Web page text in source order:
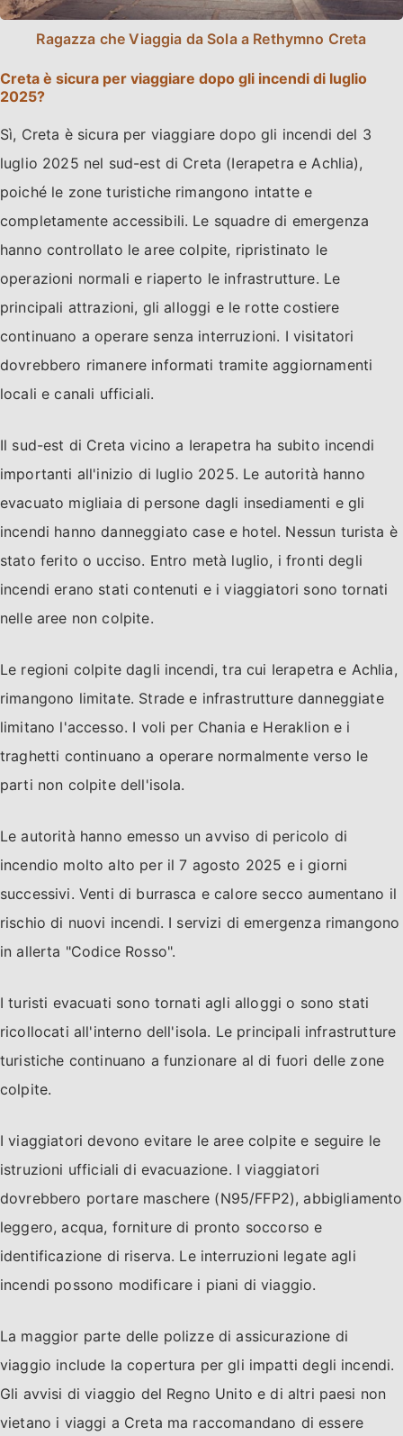
Ragazza che Viaggia da Sola a Rethymno Creta
Creta è sicura per viaggiare dopo gli incendi di luglio
2025?
Sì, Creta è sicura per viaggiare dopo gli incendi del 3
luglio 2025 nel sud-est di Creta (Ierapetra e Achlia),
poiché le zone turistiche rimangono intatte e
completamente accessibili. Le squadre di emergenza
hanno controllato le aree colpite, ripristinato le
operazioni normali e riaperto le infrastrutture. Le
principali attrazioni, gli alloggi e le rotte costiere
continuano a operare senza interruzioni. I visitatori
dovrebbero rimanere informati tramite aggiornamenti
locali e canali ufficiali.
Il sud-est di Creta vicino a Ierapetra ha subito incendi
importanti all'inizio di luglio 2025. Le autorità hanno
evacuato migliaia di persone dagli insediamenti e gli
incendi hanno danneggiato case e hotel. Nessun turista è
stato ferito o ucciso. Entro metà luglio, i fronti degli
incendi erano stati contenuti e i viaggiatori sono tornati
nelle aree non colpite.
Le regioni colpite dagli incendi, tra cui Ierapetra e Achlia,
rimangono limitate. Strade e infrastrutture danneggiate
limitano l'accesso. I voli per Chania e Heraklion e i
traghetti continuano a operare normalmente verso le
parti non colpite dell'isola.
Le autorità hanno emesso un avviso di pericolo di
incendio molto alto per il 7 agosto 2025 e i giorni
successivi. Venti di burrasca e calore secco aumentano il
rischio di nuovi incendi. I servizi di emergenza rimangono
in allerta "Codice Rosso".
I turisti evacuati sono tornati agli alloggi o sono stati
ricollocati all'interno dell'isola. Le principali infrastrutture
turistiche continuano a funzionare al di fuori delle zone
colpite.
I viaggiatori devono evitare le aree colpite e seguire le
istruzioni ufficiali di evacuazione. I viaggiatori
dovrebbero portare maschere (N95/FFP2), abbigliamento
leggero, acqua, forniture di pronto soccorso e
identificazione di riserva. Le interruzioni legate agli
incendi possono modificare i piani di viaggio.
La maggior parte delle polizze di assicurazione di
viaggio include la copertura per gli impatti degli incendi.
Gli avvisi di viaggio del Regno Unito e di altri paesi non
vietano i viaggi a Creta ma raccomandano di essere